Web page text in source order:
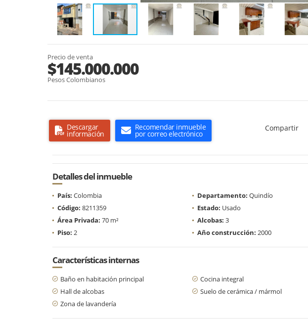
Precio de venta
$145.000.000
Pesos Colombianos
Descargar
información
Recomendar inmueble
por correo electrónico
Compartir
Detalles del inmueble
País: Colombia Departamento: Quindío
Código: 8211359 Estado: Usado
Área Privada: 70 m² Alcobas: 3
Piso: 2 Año construcción: 2000
Características internas
Baño en habitación principal Cocina integral
Hall de alcobas
Suelo de cerámica / mármol
Zona de lavandería